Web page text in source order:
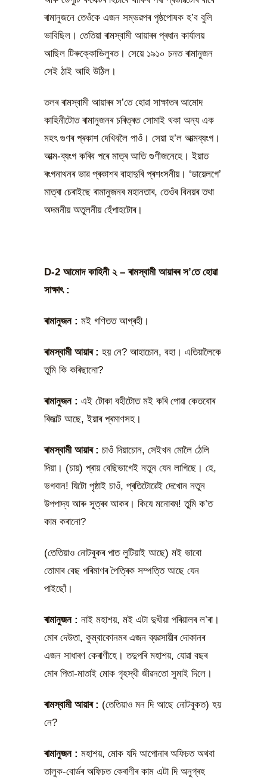
ৰামানুজনে তেওঁকে এজন সম্ভৱপৰ পৃষ্ঠপোষক হ’ব বুলি
ভাবিছিল। তেতিয়া ৰামস্বামী আয়াৰৰ প্ৰধান কাৰ্যালয়
আছিল টিৰুক্কোভিলুৰত। সেয়ে ১৯১০ চনত ৰামানুজন
সেই ঠাই আহি উঠিল।
তলৰ ৰামস্বামী আয়াৰৰ স’তে হোৱা সাক্ষাতৰ আমোদ
কাহিনীটোত ৰামানুজনৰ চৰিত্ৰত সোমাই থকা অন্য এক
মহৎ গুণৰ প্ৰকাশ দেখিবলৈ পাওঁ। সেয়া হ’ল আত্মব্যংগ।
আত্ম-ব্যংগ কৰিব পৰে মাত্ৰ আতি গুণীজনেহে। ইয়াত
ৰংগনাথনৰ ভাৱ প্ৰকাশৰ বাহাদুৰি প্ৰশংসনীয়। ‘ডায়েলগে’
মাত্ৰা চেৰাইছে ৰামানুজনৰ মহানতাৰ, তেওঁৰ বিনয়ৰ তথা
অদমনীয় অতুলনীয় হেঁপাহটোৰ।
D-2 আমোদ কাহিনী ২ – ৰামস্বামী আয়াৰৰ স’তে হোৱা
সাক্ষাৎ :
ৰামানুজন: মই গণিতত আগ্ৰহী।
ৰামস্বামী আয়াৰ : হয় নে? আহাচোন, বহা। এতিয়ালৈকে
তুমি কি কৰিছানো?
ৰামানুজন: এই টোকা বহীটোত মই কৰি পোৱা কেতবোৰ
ৰিজাল্ট আছে, ইয়াৰ প্ৰমাণসহ।
ৰামস্বামী আয়াৰ : চাওঁ দিয়াচোন, সেইখন মোলৈ ঠেলি
দিয়া। (চায়) প্ৰায় বেছিভাগেই নতুন যেন লাগিছে। হে,
ভগবান! যিটো পৃষ্ঠাই চাওঁ, প্ৰতিটোৱেই দেখোন নতুন
উপপাদ্য আৰু সূত্ৰৰ আকৰ। কিযে মনোৰম! তুমি ক’ত
কাম কৰানো?
(তেতিয়াও নোটবুকৰ পাত লুটিয়াই আছে) মই ভাবো
তোমাৰ বেছ পৰিমাণৰ পৈত্ৰিক সম্পত্তি আছে যেন
পাইছোঁ।
ৰামানুজন: নাই মহাশয়, মই এটা দুখীয়া পৰিয়ালৰ ল’ৰা।
মোৰ দেউতা, কুম্বাকোনমৰ এজন ব্যৱসায়ীৰ দোকানৰ
এজন সাধাৰণ কেৰাণীহে। তদুপৰি মহাশয়, যোৱা বছৰ
মোৰ পিতা-মাতাই মোক গৃহস্থী জীৱনতো সুমাই দিলে।
ৰামস্বামী আয়াৰ : (তেতিয়াও মন দি আছে নোটবুকত) হয়
নে?
ৰামানুজন: মহাশয়, মোক যদি আপোনাৰ অফিচত অথবা
তালুক-বোৰ্ডৰ অফিচত কেৰাণীৰ কাম এটা দি অনুগ্ৰহ